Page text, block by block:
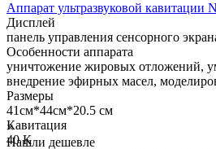
Аппарат ультразвуковой кавитации
Дисплей
панель управления сенсорного
Особенности аппарата
уничтожение жировых отложений,
внедрение эфирных масел,
Размеры
41см*44см*20.5 см
Кавитация
40 К
×
Нашли дешевле